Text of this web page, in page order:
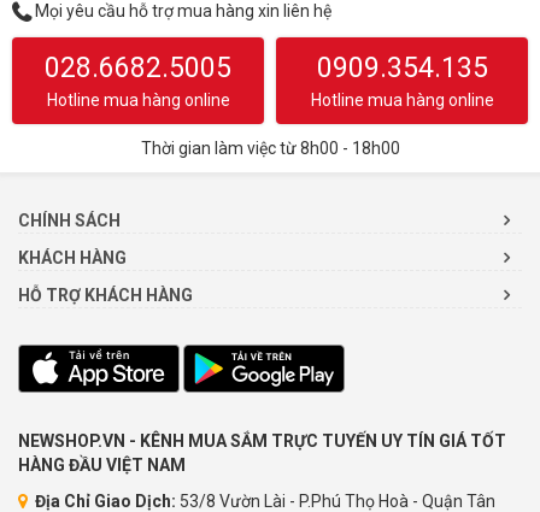
Mọi yêu cầu hỗ trợ mua hàng xin liên hệ
028.6682.5005
Hotline mua hàng online
0909.354.135
Hotline mua hàng online
Thời gian làm việc từ 8h00 - 18h00
CHÍNH SÁCH
KHÁCH HÀNG
HỖ TRỢ KHÁCH HÀNG
NEWSHOP.VN - KÊNH MUA SẮM TRỰC TUYẾN UY TÍN GIÁ TỐT
HÀNG ĐẦU VIỆT NAM
Địa Chỉ Giao Dịch: 53/8 Vườn Lài - P.Phú Thọ Hoà - Quận Tân